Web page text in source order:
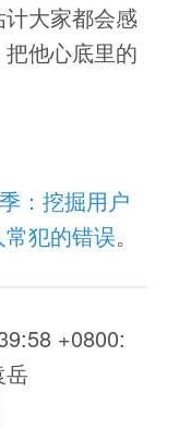
大家都会感
他心底里的
：挖掘用户
犯的错误。
+0800:
岳